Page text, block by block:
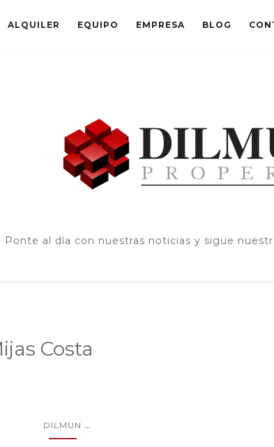
ALQUILER EQUIPO EMPRESA BLOG
Ponte al día con nuestras noticias y sigue
Costa
DILMUN ...